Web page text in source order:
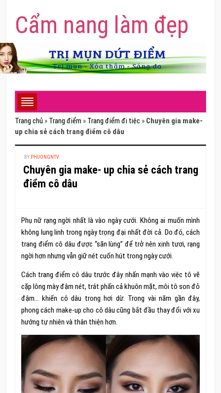
Cẩm nang làm đẹp
Trang chủ » Trang điểm » Trang điểm đi tiệc » Chuyên gia make-
up chia sẻ cách trang điểm cô dâu
BY PHUONGNTV
Chuyên gia make- up chia sẻ cách trang
điểm cô dâu
Phụ nữ rạng ngời nhất là vào ngày cưới. Không ai muốn mình
không lung linh trong ngày trọng đại nhất đời cả. Do đó, cách
trang điểm cô dâu được “săn lùng” để trở nên xinh tươi, rạng
ngời hơn nhưng vẫn giữ nét cuốn hút trong ngày cưới.
Cách trang điểm cô dâu trước đây nhấn mạnh vào việc tô vẽ
cặp lông mày đậm nét, trát phấn cả khuôn mặt, môi tô son đỏ
đậm… khiến cô dâu trong hơi dừ. Trong vài năm gần đây,
phong cách make-up cho cô dâu cũng bắt đầu thay đổi với xu
hướng tự nhiên và thân thiện hơn.